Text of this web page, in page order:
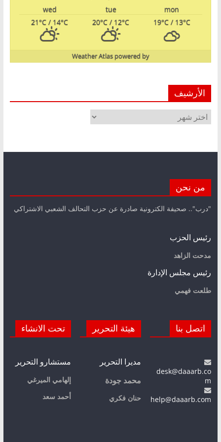
mon
tue
wed
19°C/ 13°C
20°C / 12°C
21°C / 14°C
powered by
Weather Atlas
الأرشيف
الأرشيف
من نحن
"درب".. صحيفة الكترونية صادرة عن حزب التحالف الشعبي الاشتراكي
رئيس الحزب
مدحت الزاهد
رئيس مجلس الإدارة
طلعت فهمي
اتصل بنا
desk@daaarb.co
m
help@daaarb.com
هيئة التحرير
مديرا التحرير
محمد جودة
حنان فكري
تحت الانشاء
مستشارو التحرير
إلهامي الميرغي
أحمد سعد